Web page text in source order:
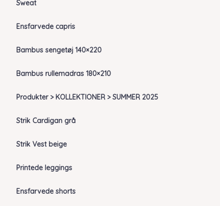
Sweat
Ensfarvede capris
Bambus sengetøj 140×220
Bambus rullemadras 180×210
Produkter > KOLLEKTIONER > SUMMER 2025
Strik Cardigan grå
Strik Vest beige
Printede leggings
Ensfarvede shorts